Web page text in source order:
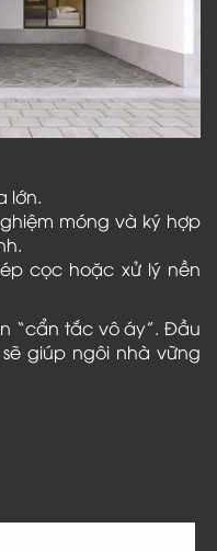
lớn.
móng và ký hợp
cọc hoặc xử lý nền
“cẩn tắc vô áy”. Đầu
giúp ngôi nhà vững